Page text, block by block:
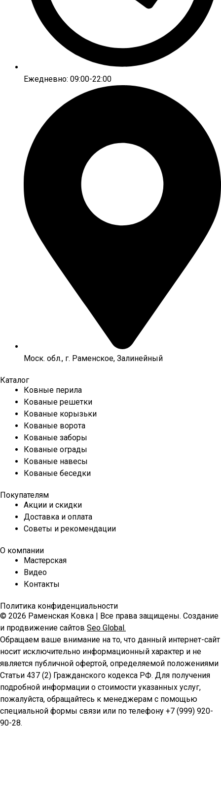
Ежедневно: 09:00-22:00
Моск. обл., г. Раменское, Залинейный
Каталог
Ковные перила
Кованые решетки
Кованые корызьки
Кованые ворота
Кованые заборы
Кованые ограды
Кованые навесы
Кованые беседки
Покупателям
Акции и скидки
Доставка и оплата
Советы и рекомендации
О компании
Мастерская
Видео
Контакты
Политика конфиденциальности
© 2026 Раменская Ковка | Все права защищены. Создание
и продвижение сайтов Seo Global.
Обращаем ваше внимание на то, что данный интернет-сайт
носит исключительно информационный характер и не
является публичной офертой, определяемой положениями
Статьи 437 (2) Гражданского кодекса РФ. Для получения
подробной информации о стоимости указанных услуг,
пожалуйста, обращайтесь к менеджерам с помощью
специальной формы связи или по телефону +7 (999) 920-
90-28.